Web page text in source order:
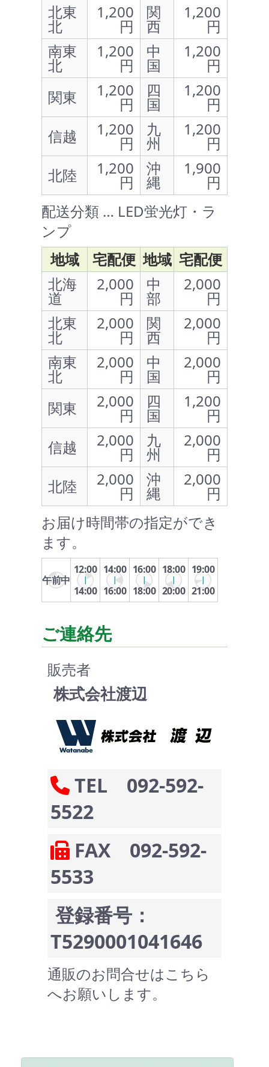
北東
北
1,200
円
関
西
1,200
円
南東
北
1,200
円
中
国
1,200
円
関東
1,200
円
四
国
1,200
円
信越
1,200
円
九
州
1,200
円
北陸
1,200
円
沖
縄
1,900
円
配送分類 … LED蛍光灯・ラ
ンプ
地域
宅配便 地域 宅配便
北海
道
2,000
円
中
部
2,000
円
北東
北
2,000
円
関
西
2,000
円
南東
北
2,000
円
中
国
2,000
円
関東
2,000
円
四
国
1,200
円
信越
2,000
円
九
州
2,000
円
北陸
2,000
円
沖
縄
2,000
円
お届け時間帯の指定ができ
ます。
午前中
12:00
14:00
14:00
16:00
16:00
18:00
18:00
20:00
19:00
21:00
ご連絡先
販売者
株式会社渡辺
TEL 092-592-
5522
FAX 092-592-
5533
登録番号：
T5290001041646
通販のお問合せはこちら
へお願いします。